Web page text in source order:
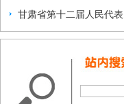
关于甘肃省2014年
甘肃省第十二届人民代
议案截止日期的决